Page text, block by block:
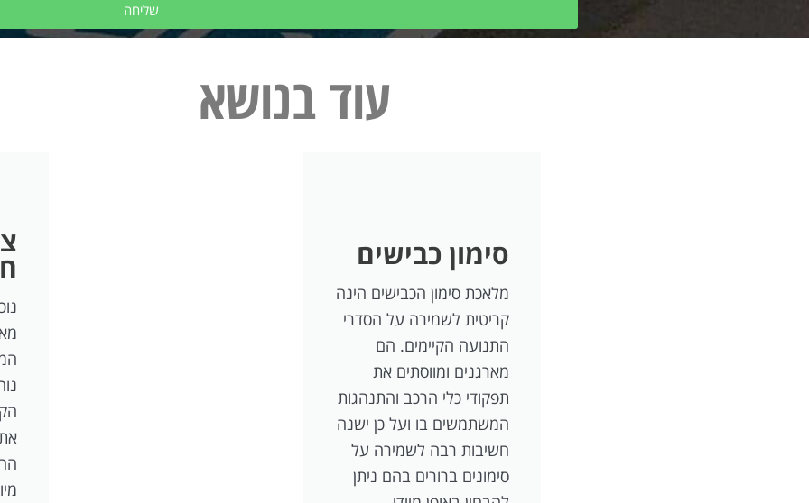
שליחה
עוד בנושא
סימון כבישים
מלאכת סימון הכבישים הינה
קריטית לשמירה על הסדרי
התנועה הקיימים. הם
מארגנים ומווסתים את
תפקודי כלי הרכב והתנהגות
המשתמשים בו ועל כן ישנה
חשיבות רבה לשמירה על
סימונים ברורים בהם ניתן